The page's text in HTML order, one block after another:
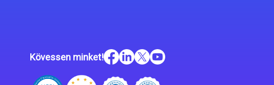
Kövessen minket!